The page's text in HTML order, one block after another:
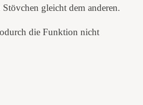
gleicht dem anderen.
die Funktion nicht